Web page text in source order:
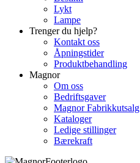
Lykt
Lampe
Trenger du hjelp?
Kontakt oss
Åpningstider
Produktbehandling
Magnor
Om oss
Bedriftsgaver
Magnor Fabrikkutsalg
Kataloger
Ledige stillinger
Bærekraft